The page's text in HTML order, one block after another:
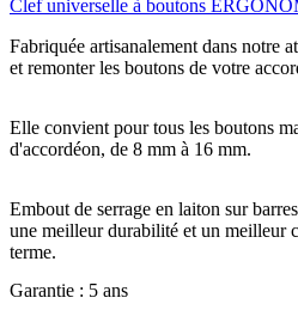
Clef universelle à boutons
Fabriquée artisanalement dans notre
et remonter les boutons de votre
Elle convient pour tous les boutons
d'accordéon, de 8 mm à 16 mm.
Embout de serrage en laiton sur
une meilleur durabilité et un meilleur
terme.
Garantie : 5 ans